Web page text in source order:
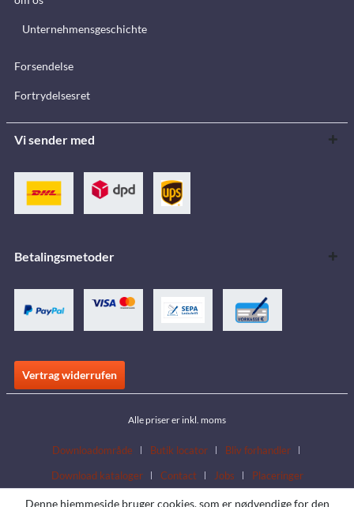
Unternehmensgeschichte
Forsendelse
Fortrydelsesret
Vi sender med
Betalingsmetoder
Vertrag widerrufen
Alle priser er inkl. moms
Downloadområde Butik locator
Bliv forhandler
Download kataloger
Contact Jobs Placeringer
Denne hjemmeside bruger cookies, som er nødvendige for den